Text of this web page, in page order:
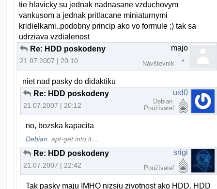
tie hlavicky su jednak nadnasane vzduchovym
vankusom a jednak pritlacane miniaturnymi
kridielkami..podobny princip ako vo formule ;) tak sa
udrziava vzdialenost
Re: HDD poskodeny
21.07.2007 | 20:10
majo
Návštevník
niet nad pasky do didaktiku
Re: HDD poskodeny
21.07.2007 | 20:12
uid0
Debian
Používateľ
no, bozska kapacita
Debian . apt-get into it…
Re: HDD poskodeny
21.07.2007 | 22:42
srigi
Používateľ
Tak pasky maju IMHO nizsiu zivotnost ako HDD. HDD